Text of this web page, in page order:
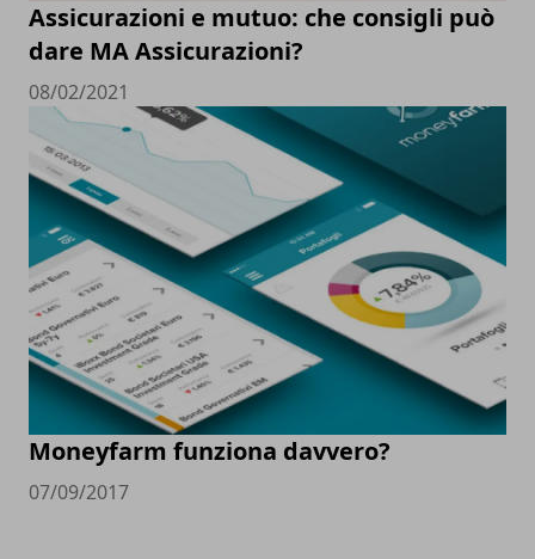
Assicurazioni e mutuo: che consigli può
dare MA Assicurazioni?
08/02/2021
Moneyfarm funziona davvero?
07/09/2017